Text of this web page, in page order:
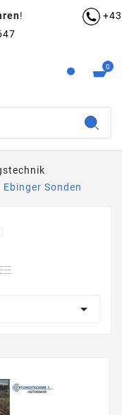
!
+43
0
Ebinger Sonden
